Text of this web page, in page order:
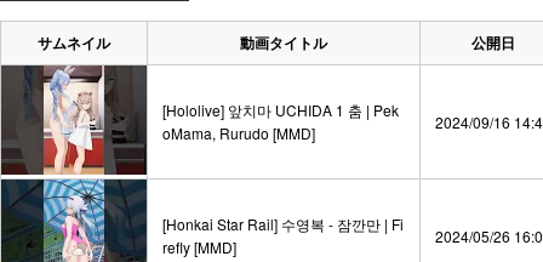
サムネイル 動画タイトル 公開日
[Hololive] 앞치마 UCHIDA 1 춤 | Pek
oMama, Rurudo [MMD]
2024/09/16
[Honkai Star Rail] 수영복 - 잠깐만 | Fi
refly [MMD]
2024/05/26